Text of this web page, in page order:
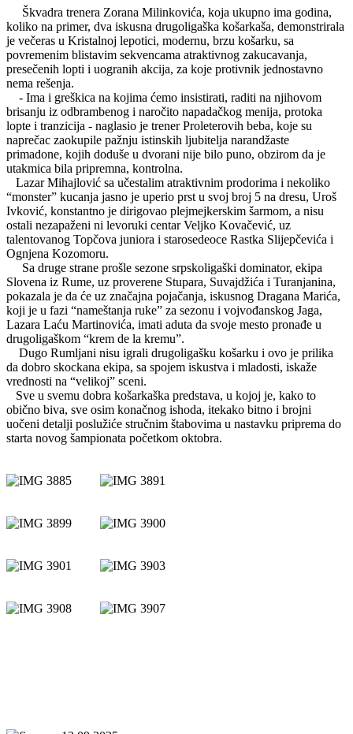
Škvadra trenera Zorana Milinkovića, koja ukupno ima godina,
koliko na primer, dva iskusna drugoligaška košarkaša, demonstrirala
je večeras u Kristalnoj lepotici, modernu, brzu košarku, sa
povremenim blistavim sekvencama atraktivnog zakucavanja,
presečenih lopti i uogranih akcija, za koje protivnik jednostavno
nema rešenja.
- Ima i greškica na kojima ćemo insistirati, raditi na njihovom
brisanju iz odbrambenog i naročito napadačkog menija, protoka
lopte i tranzicija - naglasio je trener Proleterovih beba, koje su
naprečac zaokupile pažnju istinskih ljubitelja narandžaste
primadone, kojih doduše u dvorani nije bilo puno, obzirom da je
utakmica bila pripremna, kontrolna.
Lazar Mihajlović sa učestalim atraktivnim prodorima i nekoliko
“monster” kucanja jasno je uperio prst u svoj broj 5 na dresu, Uroš
Ivković, konstantno je dirigovao plejmejkerskim šarmom, a nisu
ostali nezapaženi ni levoruki centar Veljko Kovačević, uz
talentovanog Topčova juniora i starosedeoce Rastka Slijepčevića i
Ognjena Kozomoru.
Sa druge strane prošle sezone srpskoligaški dominator, ekipa
Slovena iz Rume, uz proverene Stupara, Suvajdžića i Turanjanina,
pokazala je da će uz značajna pojačanja, iskusnog Dragana Marića,
koji je u fazi “nameštanja ruke” za sezonu i vojvođanskog Jaga,
Lazara Laću Martinovića, imati aduta da svoje mesto pronađe u
drugoligaškom “krem de la kremu”.
Dugo Rumljani nisu igrali drugoligašku košarku i ovo je prilika
da dobro skockana ekipa, sa spojem iskustva i mladosti, iskaže
vrednosti na “velikoj” sceni.
Sve u svemu dobra košarkaška predstava, u kojoj je, kako to
obično biva, sve osim konačnog ishoda, itekako bitno i brojni
uočeni detalji poslužiće stručnim štabovima u nastavku priprema do
starta novog šampionata početkom oktobra.